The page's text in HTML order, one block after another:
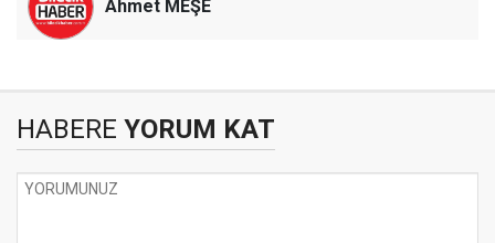
Ahmet MEŞE
HABERE YORUM KAT